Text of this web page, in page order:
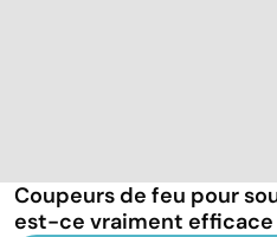
Coupeurs de feu pour
est-ce vraiment efficace